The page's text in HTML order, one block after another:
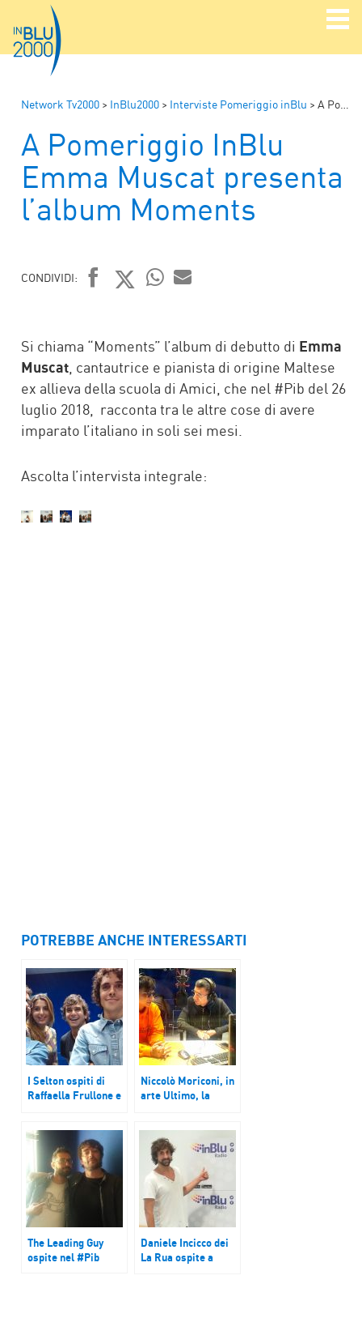
Network Tv2000 > InBlu2000 > Interviste Pomeriggio inBlu > A Pomeriggio InBlu Emma Muscat presenta l’album Moments
A Pomeriggio InBlu
Emma Muscat presenta
l’album Moments
CONDIVIDI:
Si chiama “Moments” l’album di debutto di Emma
Muscat , cantautrice e pianista di origine Maltese
ex allieva della scuola di Amici, che nel #Pib del 26
luglio 2018, racconta tra le altre cose di avere
imparato l’italiano in soli sei mesi.
Ascolta l’intervista integrale:
POTREBBE ANCHE INTERESSARTI
I Selton ospiti di
Raffaella Frullone e
Ascolta l’intervista
Niccolò Moriconi, in
arte Ultimo, la
The Leading Guy
ospite nel #Pib
Daniele Incicco dei
La Rua ospite a